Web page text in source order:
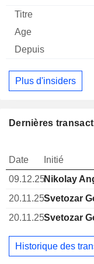
Plus d'insiders
Dernières
Date Initié
09.12.25Nikolay
20.11.25Svetozar
20.11.25Svetozar
Historique des